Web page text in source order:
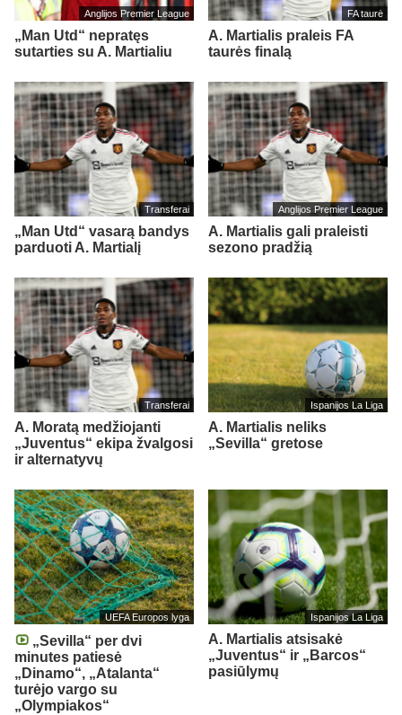
Anglijos Premier League
„Man Utd“ nepratęs
sutarties su A. Martialiu
FA taurė
A. Martialis praleis FA
taurės finalą
Transferai
„Man Utd“ vasarą bandys
parduoti A. Martialį
Anglijos Premier League
A. Martialis gali praleisti
sezono pradžią
Transferai
A. Moratą medžiojanti
„Juventus“ ekipa žvalgosi
ir alternatyvų
Ispanijos La Liga
A. Martialis neliks
„Sevilla“ gretose
UEFA Europos lyga
„Sevilla“ per dvi
minutes patiesė
„Dinamo“, „Atalanta“
turėjo vargo su
„Olympiakos“
Ispanijos La Liga
A. Martialis atsisakė
„Juventus“ ir „Barcos“
pasiūlymų